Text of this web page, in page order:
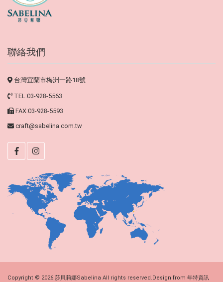
聯絡我們
台灣宜蘭市梅洲一路18號
TEL:03-928-5563
FAX:03-928-5593
craft@sabelina.com.tw
Copyright © 2026.莎貝莉娜Sabelina All rights reserved.Design from 年特資訊